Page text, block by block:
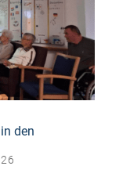
den